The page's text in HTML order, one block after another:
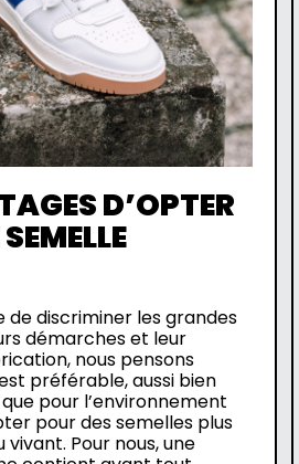
D’OPTER
de discriminer les grandes
démarches et leur
nous pensons
préférable, aussi bien
pour l’environnement
pour des semelles plus
Pour nous, une